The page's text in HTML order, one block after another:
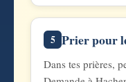
5 Prier pour
Dans tes prières,